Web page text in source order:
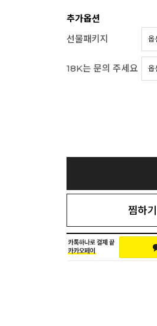
추가옵션
선물패키지
18K는 문의 주세요
찜하기